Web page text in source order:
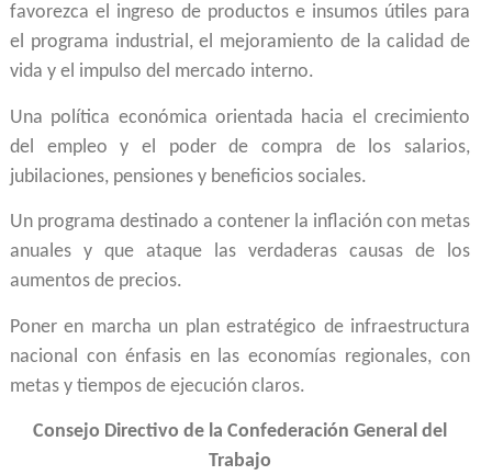
favorezca el ingreso de productos e insumos útiles para
el programa industrial, el mejoramiento de la calidad de
vida y el impulso del mercado interno.
Una política económica orientada hacia el crecimiento
del empleo y el poder de compra de los salarios,
jubilaciones, pensiones y beneficios sociales.
Un programa destinado a contener la inflación con metas
anuales y que ataque las verdaderas causas de los
aumentos de precios.
Poner en marcha un plan estratégico de infraestructura
nacional con énfasis en las economías regionales, con
metas y tiempos de ejecución claros.
Consejo Directivo de la Confederación General del
Trabajo